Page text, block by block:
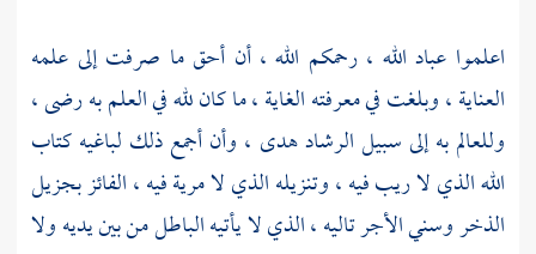
اعلموا عباد الله ، رحمكم الله ، أن أحق ما صرفت إلى علمه
العناية ، وبلغت في معرفته الغاية ، ما كان لله في العلم به رضى ،
وللعالم به إلى سبيل الرشاد هدى ، وأن أجمع ذلك لباغيه كتاب
الله الذي لا ريب فيه ، وتنزيله الذي لا مرية فيه ، الفائز بجزيل
الذخر وسني الأجر تاليه ، الذي لا يأتيه الباطل من بين يديه ولا